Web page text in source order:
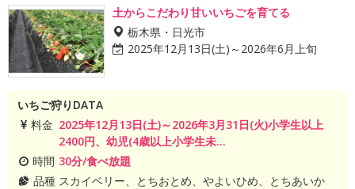
土からこだわり甘いいちごを育てる
栃木県・日光市
2025年12月13日(土)～2026年6月上旬
いちご狩りDATA
料金 2025年12月13日(土)～2026年3月31日(火)小学生以上
2400円、幼児(4歳以上小学生未...
時間 30分/食べ放題
品種 スカイベリー、とちおとめ、やよいひめ、とちあいか